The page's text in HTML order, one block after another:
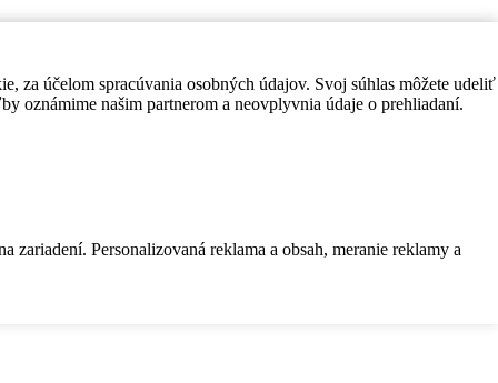
za účelom spracúvania osobných údajov. Svoj súhlas môžete udeliť
oznámime našim partnerom a neovplyvnia údaje o prehliadaní.
Personalizovaná reklama a obsah, meranie reklamy a